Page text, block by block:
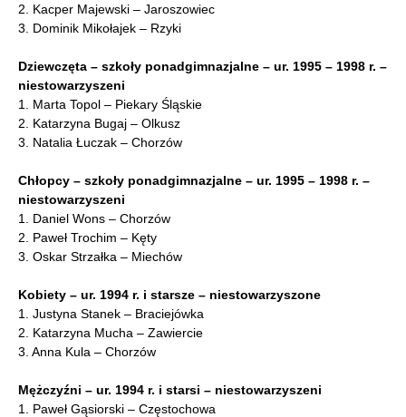
2. Kacper Majewski – Jaroszowiec
3. Dominik Mikołajek – Rzyki
Dziewczęta – szkoły ponadgimnazjalne – ur. 1995 – 1998 r. –
niestowarzyszeni
1. Marta Topol – Piekary Śląskie
2. Katarzyna Bugaj – Olkusz
3. Natalia Łuczak – Chorzów
Chłopcy – szkoły ponadgimnazjalne – ur. 1995 – 1998 r. –
niestowarzyszeni
1. Daniel Wons – Chorzów
2. Paweł Trochim – Kęty
3. Oskar Strzałka – Miechów
Kobiety – ur. 1994 r. i starsze – niestowarzyszone
1. Justyna Stanek – Braciejówka
2. Katarzyna Mucha – Zawiercie
3. Anna Kula – Chorzów
Mężczyźni – ur. 1994 r. i starsi – niestowarzyszeni
1. Paweł Gąsiorski – Częstochowa